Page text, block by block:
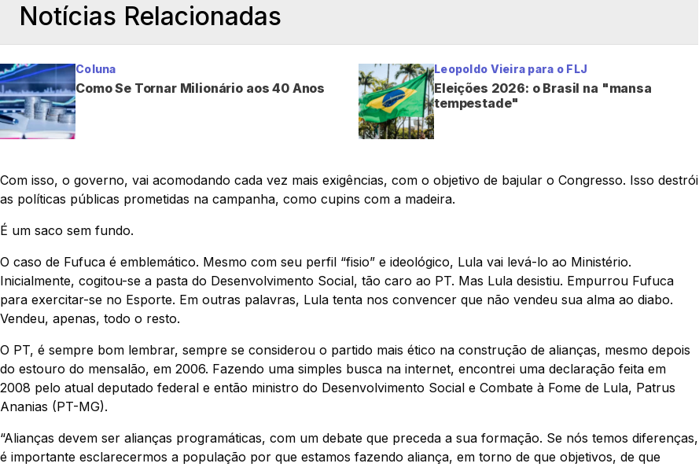
Notícias Relacionadas
Coluna
Como Se Tornar Milionário aos 40 Anos
Leopoldo Vieira para o FLJ
Eleições 2026: o Brasil na "mansa
tempestade"
Com isso, o governo, vai acomodando cada vez mais exigências, com o objetivo de bajular o Congresso. Isso destrói
as políticas públicas prometidas na campanha, como cupins com a madeira.
É um saco sem fundo.
O caso de Fufuca é emblemático. Mesmo com seu perfil “fisio” e ideológico, Lula vai levá-lo ao Ministério.
Inicialmente, cogitou-se a pasta do Desenvolvimento Social, tão caro ao PT. Mas Lula desistiu. Empurrou Fufuca
para exercitar-se no Esporte. Em outras palavras, Lula tenta nos convencer que não vendeu sua alma ao diabo.
Vendeu, apenas, todo o resto.
O PT, é sempre bom lembrar, sempre se considerou o partido mais ético na construção de alianças, mesmo depois
do estouro do mensalão, em 2006. Fazendo uma simples busca na internet, encontrei uma declaração feita em
2008 pelo atual deputado federal e então ministro do Desenvolvimento Social e Combate à Fome de Lula, Patrus
Ananias (PT-MG).
“Alianças devem ser alianças programáticas, com um debate que preceda a sua formação. Se nós temos diferenças,
é importante esclarecermos a população por que estamos fazendo aliança, em torno de que objetivos, de que